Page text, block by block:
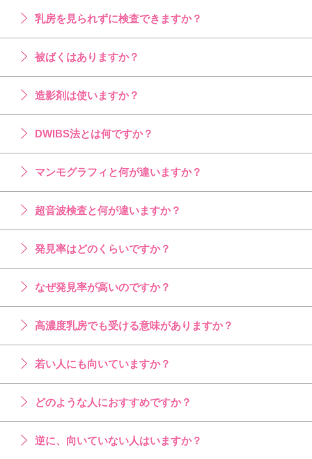
乳房を見られずに検査できますか？
被ばくはありますか？
造影剤は使いますか？
DWIBS法とは何ですか？
マンモグラフィと何が違いますか？
超音波検査と何が違いますか？
発見率はどのくらいですか？
なぜ発見率が高いのですか？
高濃度乳房でも受ける意味がありますか？
若い人にも向いていますか？
どのような人におすすめですか？
逆に、向いていない人はいますか？